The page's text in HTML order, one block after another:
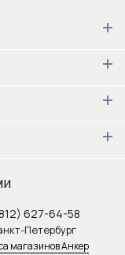
627-64-58
Петербург
магазинов Анкер